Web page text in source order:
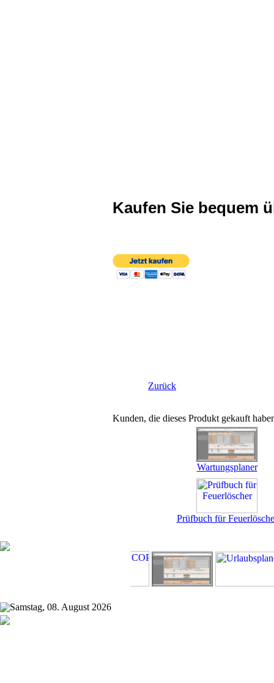
Kaufen Sie bequem
Zurück
Kunden, die dieses Produkt gekauft
Wartungsplaner
Prüfbuch für
Samstag, 08. August 2026